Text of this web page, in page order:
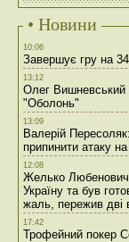
• Новини
10:06
Завершує гру на
13:12
Олег Вишневський
"Оболонь"
13:09
Валерій
припинити атаку
12:08
Желько
Україну та був
жаль, пережив дві
17:42
Трофейний покер